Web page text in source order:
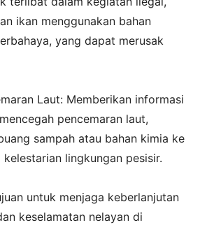
ikan menggunakan bahan
yang dapat merusak
Laut: Memberikan informasi
pencemaran laut,
sampah atau bahan kimia ke
lingkungan pesisir.
untuk menjaga keberlanjutan
keselamatan nelayan di